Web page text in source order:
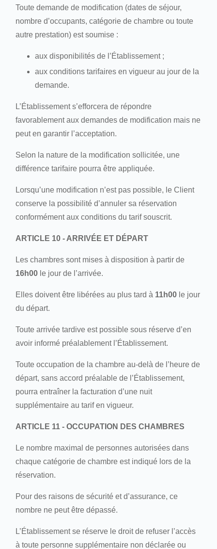
Toute demande de modification (dates de séjour,
nombre d’occupants, catégorie de chambre ou toute
autre prestation) est soumise :
aux disponibilités de l’Établissement ;
aux conditions tarifaires en vigueur au jour de la
demande.
L’Établissement s’efforcera de répondre
favorablement aux demandes de modification mais ne
peut en garantir l’acceptation.
Selon la nature de la modification sollicitée, une
différence tarifaire pourra être appliquée.
Lorsqu’une modification n’est pas possible, le Client
conserve la possibilité d’annuler sa réservation
conformément aux conditions du tarif souscrit.
ARTICLE 10 - ARRIVÉE ET DÉPART
Les chambres sont mises à disposition à partir de
16h00 le jour de l’arrivée.
Elles doivent être libérées au plus tard à 11h00 le jour
du départ.
Toute arrivée tardive est possible sous réserve d’en
avoir informé préalablement l’Établissement.
Toute occupation de la chambre au-delà de l’heure de
départ, sans accord préalable de l’Établissement,
pourra entraîner la facturation d’une nuit
supplémentaire au tarif en vigueur.
ARTICLE 11 - OCCUPATION DES CHAMBRES
Le nombre maximal de personnes autorisées dans
chaque catégorie de chambre est indiqué lors de la
réservation.
Pour des raisons de sécurité et d’assurance, ce
nombre ne peut être dépassé.
L’Établissement se réserve le droit de refuser l’accès
à toute personne supplémentaire non déclarée ou